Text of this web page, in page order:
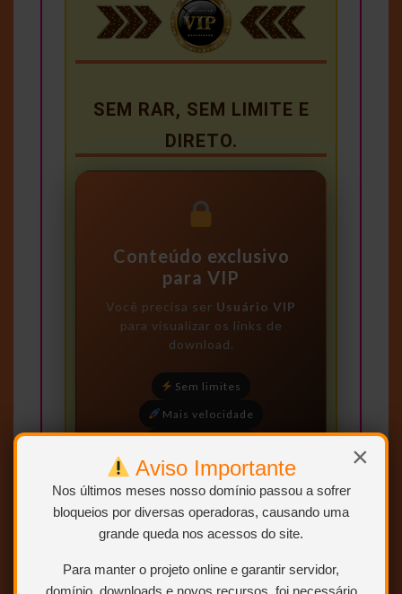
×
Aviso Importante
Nos últimos meses nosso domínio passou a sofrer
bloqueios por diversas operadoras, causando uma
grande queda nos acessos do site.
Para manter o projeto online e garantir servidor,
domínio, downloads e novos recursos, foi necessário
SEM RAR, SEM LIMITE E
DIRETO.
Conteúdo exclusivo
para VIP
Você precisa ser Usuário VIP
para visualizar os links de
download.
Sem limites
Mais velocidade
Quero ser VIP
agora
Para saber como ser VIP ou
Colaborador.
Clique AQUI.